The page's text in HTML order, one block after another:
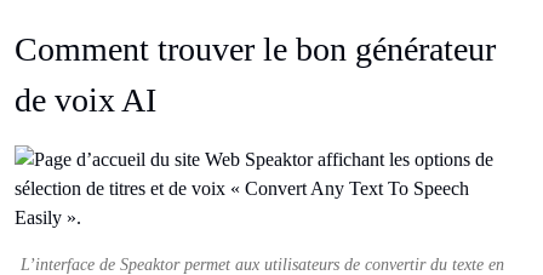
Comment trouver le bon générateur
de voix AI
L’interface de Speaktor permet aux utilisateurs de convertir du texte en